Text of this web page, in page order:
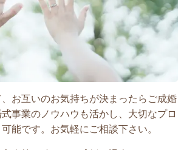
、お互いのお気持ちが決まったらご成婚
事業のノウハウも活かし、大切なプロ
能です。お気軽にご相談下さい。